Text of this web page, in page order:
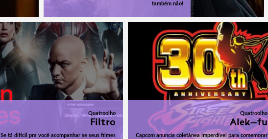
também não!
Quatroolho
Filtro
Se tá difícil pra você acompanhar se seus filmes
Quatroolho
Alek-fu
Capcom anuncia coletânea imperdível para comemorar